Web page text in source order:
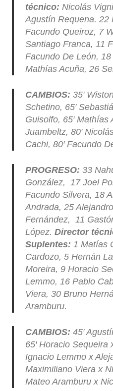
técnico: Nicolás
Agustín Requena. 22
Facundo Queiroz, 7
Santiago Franca, 11
Facundo De León,
Mathías Acuña, 26
CAMBIOS: 35′
Schetino, 65′
Guisolfo, 65′
Juambeltz, 80′
Cachi, 80′ Facundo
PROGRESO: 33
González, 17 Joel
Facundo Silvera, 18
Andrada, 25
Fernández, 11
López. Director
Suplentes: 1 Matías
Cardozo, 5 Hernán
Moreira, 9 Horacio
Lemmo, 16 Pablo
Viera, 30 Bruno
Aramburu.
CAMBIOS: 45′
65′ Horacio Sequeira
Ignacio Lemmo x
Maximiliano Viera x
Mateo Aramburu x